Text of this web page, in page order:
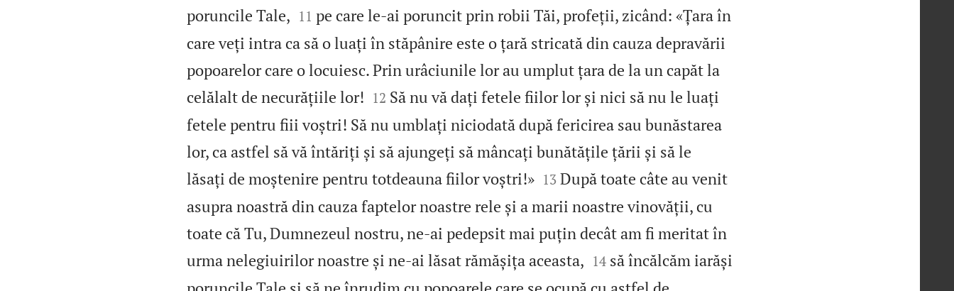
poruncile Tale,
11 pe care le‑ai poruncit prin robii Tăi, profeții, zicând: «Țara în
care veți intra ca să o luați în stăpânire este o țară stricată din cauza depravării
popoarelor care o locuiesc. Prin urâciunile lor au umplut țara de la un capăt la
celălalt de necurățiile lor!
12 Să nu vă dați fetele fiilor lor și nici să nu le luați
fetele pentru fiii voștri! Să nu umblați niciodată după fericirea sau bunăstarea
lor, ca astfel să vă întăriți și să ajungeți să mâncați bunătățile țării și să le
lăsați de moștenire pentru totdeauna fiilor voștri!»
13 După toate câte au venit
asupra noastră din cauza faptelor noastre rele și a marii noastre vinovății, cu
toate că Tu, Dumnezeul nostru, ne‑ai pedepsit mai puțin decât am fi meritat în
urma nelegiuirilor noastre și ne‑ai lăsat rămășița aceasta,
14 să încălcăm iarăși